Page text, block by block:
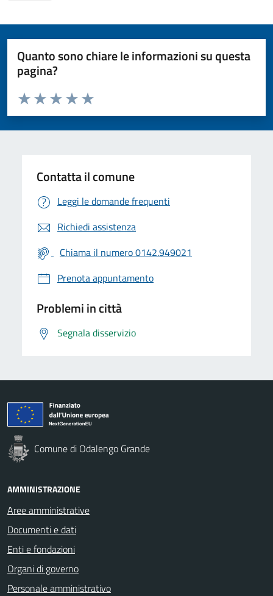
Quanto sono chiare le informazioni su questa
pagina?
Valuta da 1 a 5 stelle la pagina
Valuta 5 stelle su 5
Valuta 4 stelle su 5
Valuta 3 stelle su 5
Valuta 2 stelle su 5
Valuta 1 stelle su 5
Contatta il comune
Leggi le domande frequenti
Richiedi assistenza
Chiama il numero 0142.949021
Prenota appuntamento
Problemi in città
Segnala disservizio
Comune di Odalengo Grande
AMMINISTRAZIONE
Aree amministrative
Documenti e dati
Enti e fondazioni
Organi di governo
Personale amministrativo